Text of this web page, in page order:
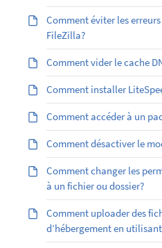
Comment éviter les
FileZilla?
Comment vider le cache
Comment installer
Comment accéder à un
Comment désactiver le
Comment changer les
à un fichier ou dossier?
Comment uploader des
d’hébergement en